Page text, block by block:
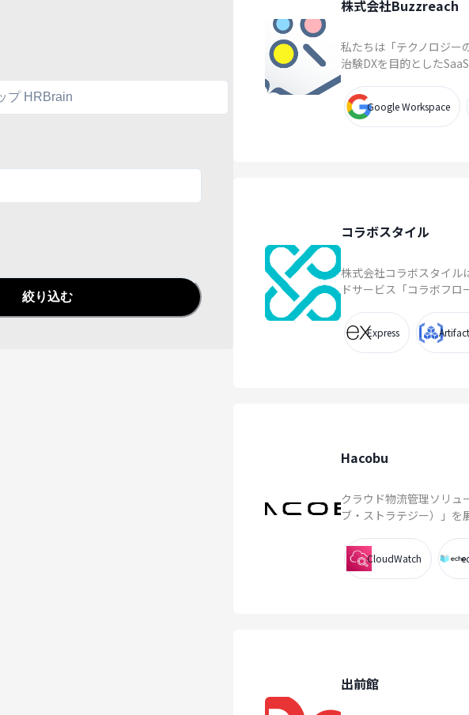
絞り込む
株式会社Buzzreach
私たちは「テクノロジー
治験DXを目的とした
Google Workspace
コラボスタイル
株式会社コラボスタイル
ドサービス「コラボフ
Express
Hacobu
クラウド物流管理ソリュ
ブ・ストラテジー）」を
CloudWatch
出前館